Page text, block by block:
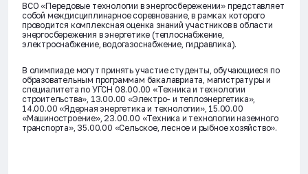
ВСО «Передовые технологии в энергосбережении» представляет
собой междисциплинарное соревнование, в рамках которого
проводится комплексная оценка знаний участников в области
энергосбережения в энергетике (теплоснабжение,
электроснабжение, водогазоснабжение, гидравлика).
В олимпиаде могут принять участие студенты, обучающиеся по
образовательным программам бакалавриата, магистратуры и
специалитета по УГСН 08.00.00 «Техника и технологии
строительства», 13.00.00 «Электро- и теплоэнергетика»,
14.00.00 «Ядерная энергетика и технологии», 15.00.00
«Машиностроение», 23.00.00 «Техника и технологии наземного
транспорта», 35.00.00 «Сельское, лесное и рыбное хозяйство».